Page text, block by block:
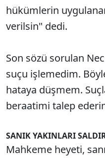
hükümlerin
verilsin" dedi.
Son sözü sorulan
suçu işlemedim.
hataya düşmem.
beraatimi talep
SANIK YAKINLARI
Mahkeme heyeti,